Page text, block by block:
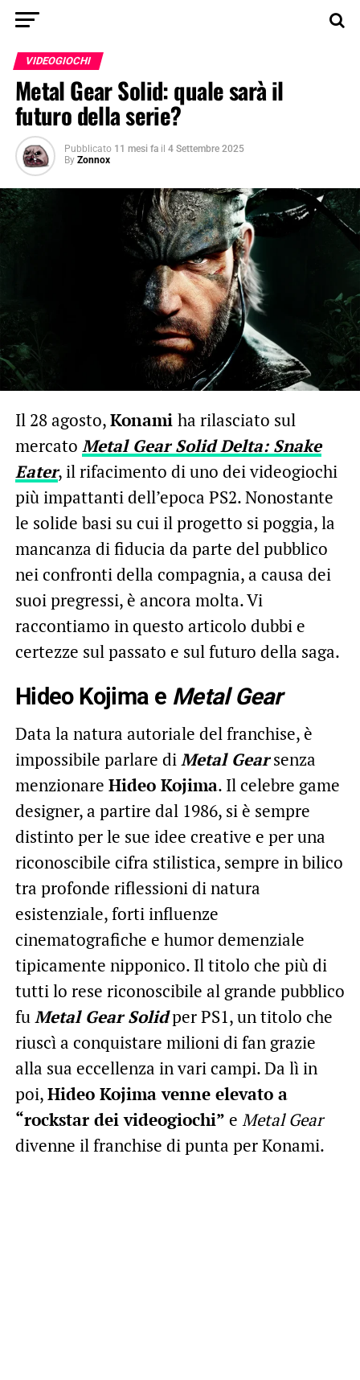
VIDEOGIOCHI
Metal Gear Solid: quale sarà il
futuro della serie?
Pubblicato 11 mesi fa il 4 Settembre 2025
By Zonnox
Il 28 agosto,Konami ha rilasciato sul
mercato Metal Gear Solid Delta: Snake
Eater, il rifacimento di uno dei videogiochi
più impattanti dell’epoca PS2. Nonostante
le solide basi su cui il progetto si poggia, la
mancanza di fiducia da parte del pubblico
nei confronti della compagnia, a causa dei
suoi pregressi, è ancora molta. Vi
raccontiamo in questo articolo dubbi e
certezze sul passato e sul futuro della saga.
Hideo Kojima e Metal Gear
Data la natura autoriale del franchise, è
impossibile parlare diMetal Gearsenza
menzionare Hideo Kojima. Il celebre game
designer, a partire dal 1986, si è sempre
distinto per le sue idee creative e per una
riconoscibile cifra stilistica, sempre in bilico
tra profonde riflessioni di natura
esistenziale, forti influenze
cinematografiche e humor demenziale
tipicamente nipponico. Il titolo che più di
tutti lo rese riconoscibile al grande pubblico
fuMetal Gear Solidper PS1, un titolo che
riuscì a conquistare milioni di fan grazie
alla sua eccellenza in vari campi. Da lì in
poi,Hideo Kojima venne elevato a
“rockstar dei videogiochi” e Metal Gear
divenne il franchise di punta per Konami.